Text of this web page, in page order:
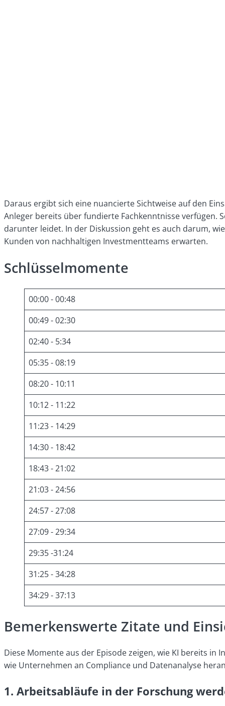
Daraus ergibt sich eine nuancierte Sichtweise auf den
Anleger bereits über fundierte Fachkenntnisse verfügen.
darunter leidet. In der Diskussion geht es auch darum,
Kunden von nachhaltigen Investmentteams erwarten.
Schlüsselmomente
00:00 - 00:48
00:49 - 02:30
02:40 - 5:34
05:35 - 08:19
08:20 - 10:11
10:12 - 11:22
11:23 - 14:29
14:30 - 18:42
18:43 - 21:02
21:03 - 24:56
24:57 - 27:08
27:09 - 29:34
29:35 -31:24
31:25 - 34:28
34:29 - 37:13
Bemerkenswerte Zitate und
Diese Momente aus der Episode zeigen, wie KI bereits
wie Unternehmen an Compliance und Datenanalyse
1. Arbeitsabläufe in der Forschung